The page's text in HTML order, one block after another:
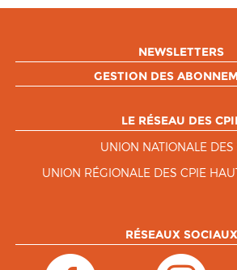
NEWSLETTERS
GESTION DES
LE RÉSEAU DES
UNION NATIONALE DES
UNION RÉGIONALE DES CPIE
RÉSEAUX SOCIAUX